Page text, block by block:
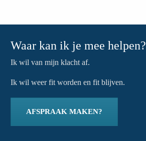
Waar kan ik je mee helpen?
Ik wil van mijn klacht af.
Ik wil weer fit worden en fit blijven.
AFSPRAAK MAKEN?